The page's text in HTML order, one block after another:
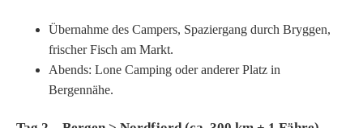
Übernahme des Campers, Spaziergang durch Bryggen,
frischer Fisch am Markt.
Abends: Lone Camping oder anderer Platz in
Bergennähe.